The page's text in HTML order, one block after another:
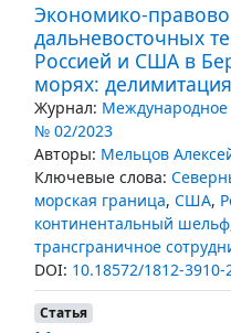
Экономико-
дальневосточных
Россией и США в
морях:
Журнал: Международное
№ 02/2023
Авторы: Мельцов
Ключевые слова:
морская граница, США,
континентальный шельф
трансграничное
DOI: 10.18572/1812-3910-
Статья